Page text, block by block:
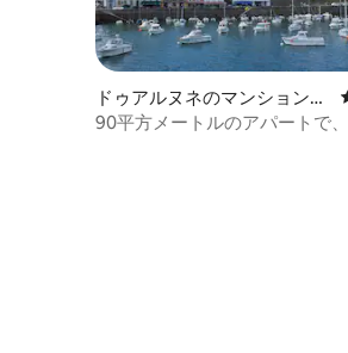
ドゥアルヌネのマンション・
アパート
90平方メートルのアパートで